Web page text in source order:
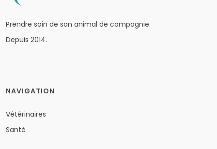
Prendre soin de son animal de compagnie.
Depuis 2014.
NAVIGATION
Vétérinaires
Santé